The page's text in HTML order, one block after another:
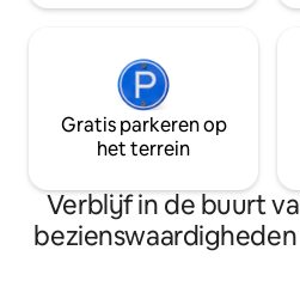
Gratis parkeren op
het terrein
Verblijf in de buurt